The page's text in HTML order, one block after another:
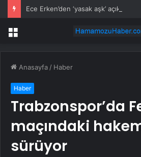
Menü
Anasayfa / Haber
Haber
Trabzonspor’da
maçındaki
sürüyor